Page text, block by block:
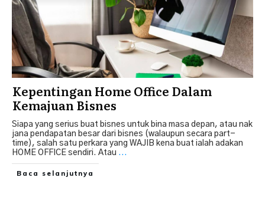
Kepentingan Home Office Dalam
Kemajuan Bisnes
Siapa yang serius buat bisnes untuk bina masa depan, atau nak
jana pendapatan besar dari bisnes (walaupun secara part-
time), salah satu perkara yang WAJIB kena buat ialah adakan
HOME OFFICE sendiri. Atau ...
Baca selanjutnya